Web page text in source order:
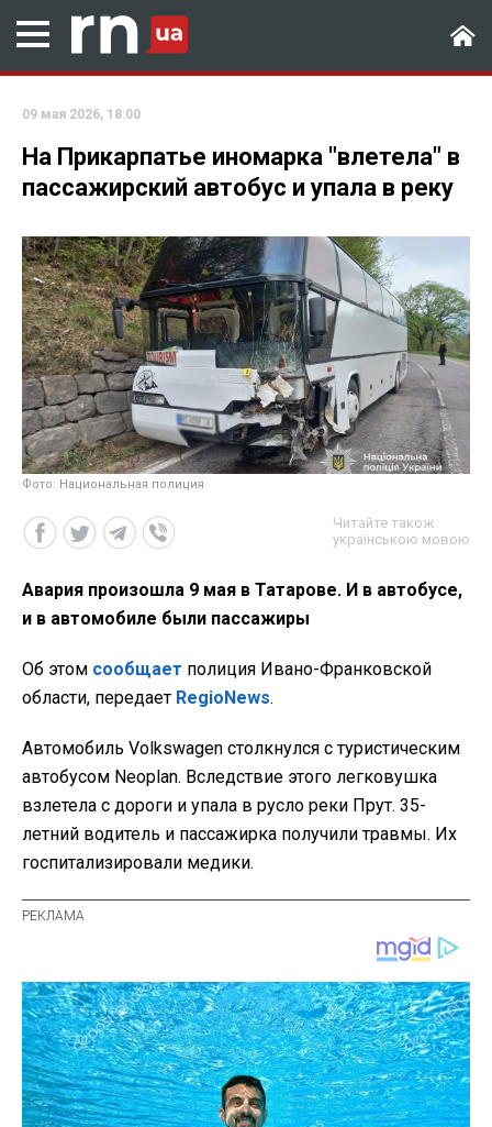
09 мая 2026, 18:00
На Прикарпатье иномарка "влетела" в
пассажирский автобус и упала в реку
Фото: Национальная полиция
Читайте також
українською мовою
Авария произошла 9 мая в Татарове. И в автобусе,
и в автомобиле были пассажиры
Об этом сообщает полиция Ивано-Франковской
области, передает RegioNews.
Автомобиль Volkswagen столкнулся с туристическим
автобусом Neoplan. Вследствие этого легковушка
взлетела с дороги и упала в русло реки Прут. 35-
летний водитель и пассажирка получили травмы. Их
госпитализировали медики.